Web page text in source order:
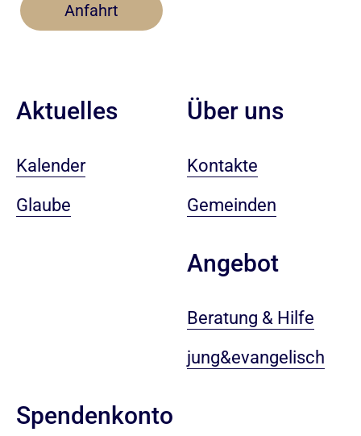
Anfahrt
Aktuelles
Kalender
Glaube
Über uns
Kontakte
Gemeinden
Angebot
Beratung & Hilfe
jung&evangelisch
Spendenkonto